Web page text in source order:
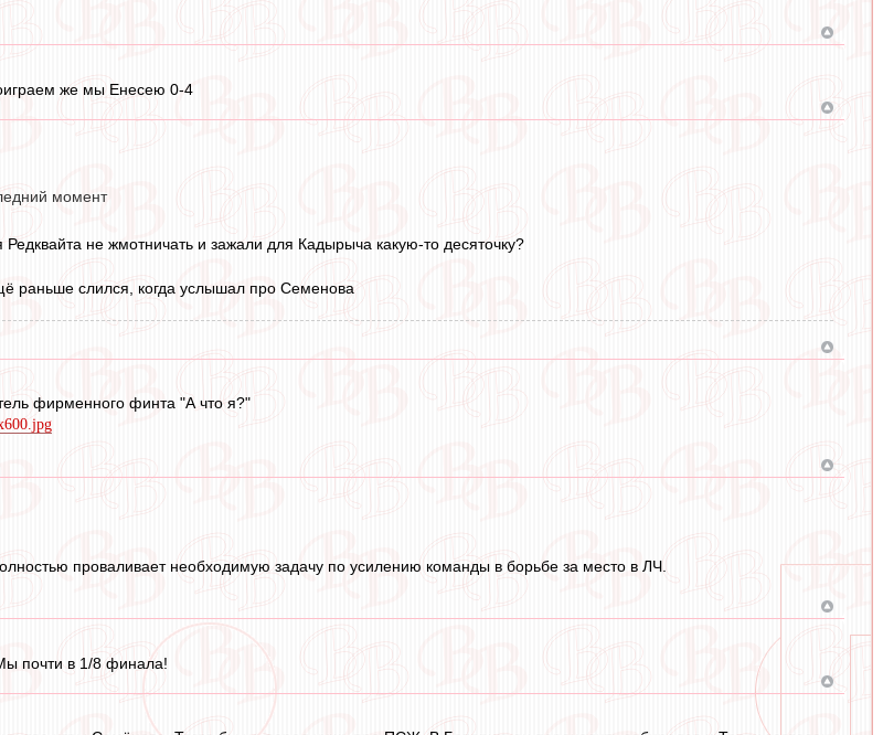
же мы Енесею 0-4
момент
не жмотничать и зажали для Кадырыча какую-то десяточку?
раньше слился, когда услышал про Семенова
фирменного финта "А что я?"
проваливает необходимую задачу по усилению команды в борьбе за место в ЛЧ.
почти в 1/8 финала!